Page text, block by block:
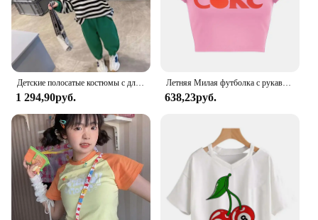
1 294,90руб.
Летняя Милая футболка с рукавом, винтажная графическая футболка, женская одежда, аксессуары с мультяшным принтом вишни, Y2k одежда, короткий топ, футболки
638,23руб.